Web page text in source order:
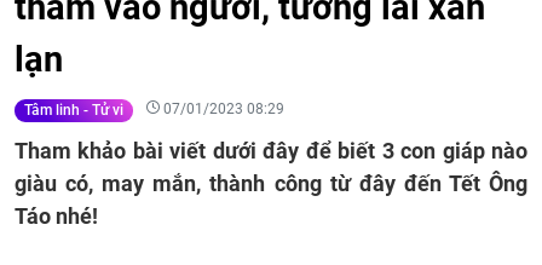
lạn
Tâm linh - Tử vi 07/01/2023 08:29
Tham khảo bài viết dưới đây để biết 3 con giáp nào
giàu có, may mắn, thành công từ đây đến Tết Ông
Táo nhé!